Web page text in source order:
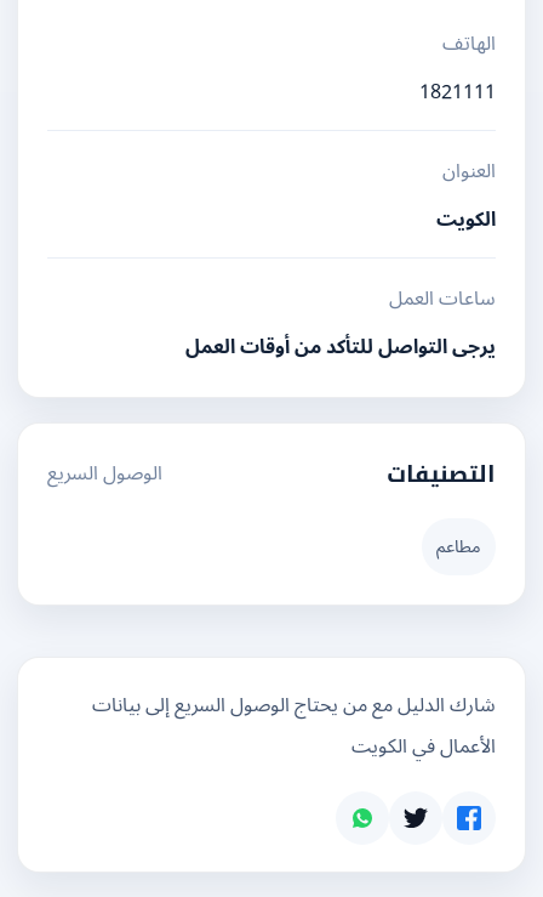
الهاتف
1821111
العنوان
الكويت
ساعات العمل
يرجى التواصل للتأكد من أوقات العمل
التصنيفات الوصول السريع
شارك الدليل مع من يحتاج الوصول السريع إلى بيانات
الأعمال في الكويت